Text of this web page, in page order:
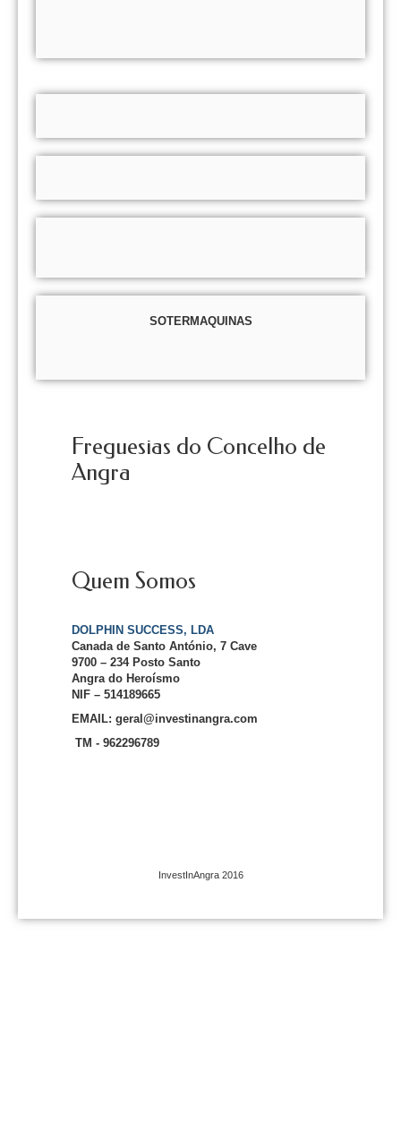
SOTERMAQUINAS
Freguesias do Concelho de
Angra
Quem Somos
DOLPHIN SUCCESS, LDA
Canada de Santo António, 7 Cave
9700 – 234 Posto Santo
Angra do Heroísmo
NIF – 514189665
EMAIL: geral@investinangra.com
TM - 962296789
InvestInAngra 2016